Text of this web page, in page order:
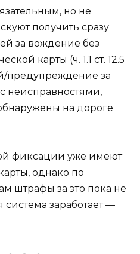
но не
получить сразу
за вождение без
карты (ч. 1.1 ст. 12.5
предупреждение за
неисправностями,
на дороге
фиксации уже имеют
однако по
штрафы за это пока не
система заработает —